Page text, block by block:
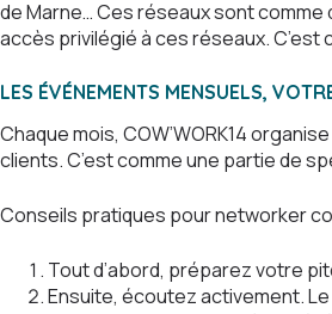
de Marne… Ces réseaux sont comme
accès privilégié à ces réseaux. C’est
LES ÉVÉNEMENTS MENSUELS,
Chaque mois, COW’WORK14
clients. C’est comme une partie de
Conseils pratiques pour networker
Tout d’abord, préparez votre
Ensuite, écoutez activement.